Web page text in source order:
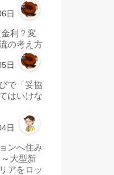
日
利？変
の考え方
日
で「妥協
はいけな
日
ンへ住み
大型新
アをロッ